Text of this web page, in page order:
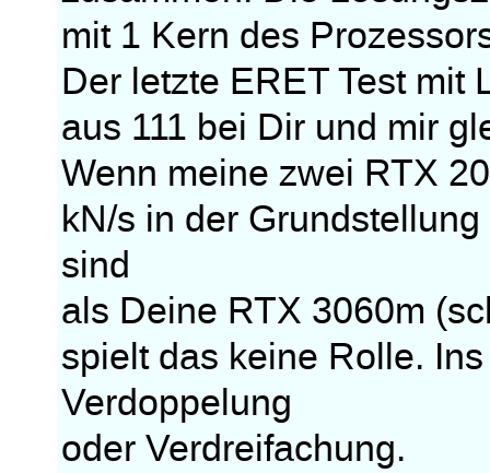
mit 1 Kern des
Der letzte ERET Test mit
aus 111 bei Dir und mir
Wenn meine zwei RTX
kN/s in der
sind
als Deine RTX 3060m
spielt das keine Rolle.
Verdoppelung
oder Verdreifachung.